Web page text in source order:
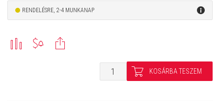
RENDELÉSRE, 2-4 MUNKANAP